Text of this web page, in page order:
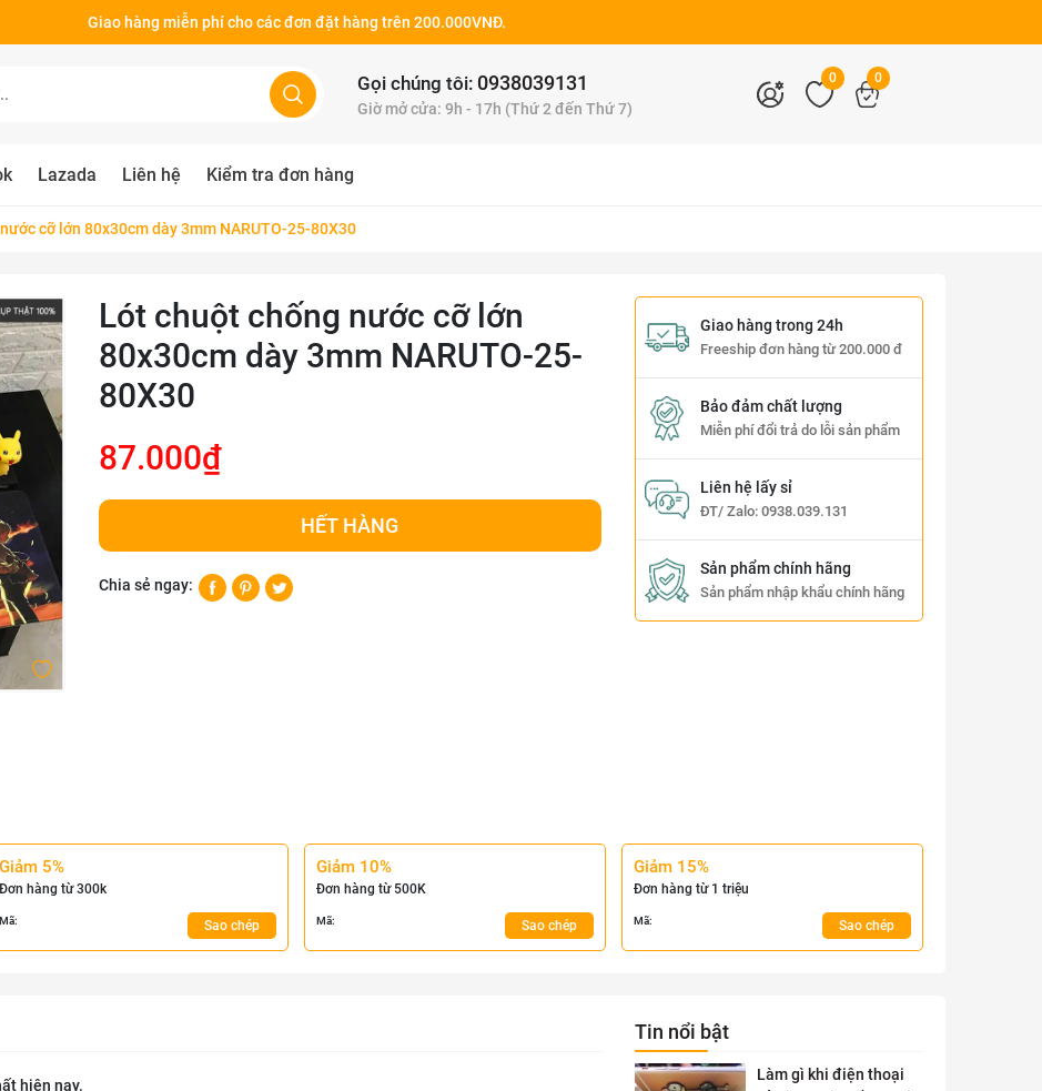
Giao hàng miễn phí cho các đơn đặt hàng trên 200.000VNĐ.
Gọi chúng tôi: 0938039131
Giờ mở cửa: 9h - 17h (Thứ 2 đến Thứ 7)
0 0
Lazada Liên hệ Kiểm tra đơn hàng
cỡ lớn 80x30cm dày 3mm NARUTO-25-80X30
Lót chuột chống nước cỡ lớn
80x30cm dày 3mm NARUTO-25-
80X30
87.000₫
HẾT HÀNG
Chia sẻ ngay:
Giao hàng trong 24h
Freeship đơn hàng từ 200.000 đ
Bảo đảm chất lượng
Miễn phí đổi trả do lỗi sản phẩm
Liên hệ lấy sỉ
ĐT/ Zalo: 0938.039.131
Sản phẩm chính hãng
Sản phẩm nhập khẩu chính hãng
Giảm 5%
Đơn hàng từ 300k
Mã: Sao chép
Giảm 10%
Đơn hàng từ 500K
Mã: Sao chép
Giảm 15%
Đơn hàng từ 1 triệu
Mã: Sao chép
hiện nay.
Tin nổi bật
Làm gì khi điện thoại